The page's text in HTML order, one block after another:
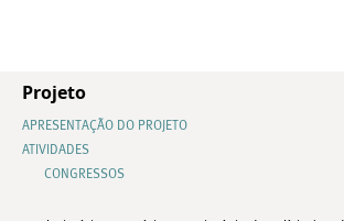
Projeto
APRESENTAÇÃO DO PROJETO
ATIVIDADES
CONGRESSOS